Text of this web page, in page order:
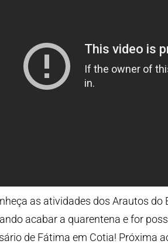
as atividades dos Arautos do
acabar a quarentena e for
de Fátima em Cotia! Próxima